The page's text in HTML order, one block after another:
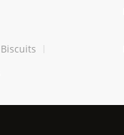
Biscuits